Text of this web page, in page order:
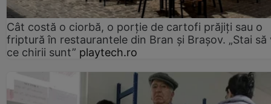
Cât costă o ciorbă, o porţie de cartofi prăjiţi sau o
friptură în restaurantele din Bran şi Braşov. „Stai să
ce chirii sunt” playtech.ro